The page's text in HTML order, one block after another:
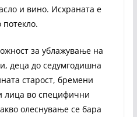
и вино. Исхраната е
за ублажување на
деца до седумгодишна
старост, бремени
лица во специфични
олеснување се бара